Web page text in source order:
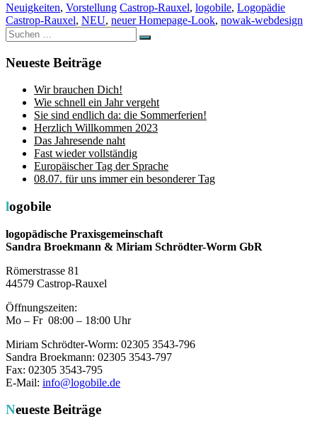
Neuigkeiten, Vorstellung Castrop-Rauxel, logobile, Logopädie
Castrop-Rauxel, NEU, neuer Homepage-Look, nowak-webdesign
Suchen
nach:
Suchen
Neueste Beiträge
Wir brauchen Dich!
Wie schnell ein Jahr vergeht
Sie sind endlich da: die Sommerferien!
Herzlich Willkommen 2023
Das Jahresende naht
Fast wieder vollständig
Europäischer Tag der Sprache
08.07. für uns immer ein besonderer Tag
logobile
logopädische Praxisgemeinschaft
Sandra Broekmann & Miriam Schrödter-Worm GbR
Römerstrasse 81
44579 Castrop-Rauxel
Öffnungszeiten:
Mo – Fr 08:00 – 18:00 Uhr
Miriam Schrödter-Worm: 02305 3543-796
Sandra Broekmann: 02305 3543-797
Fax: 02305 3543-795
E-Mail: info@logobile.de
Neueste Beiträge